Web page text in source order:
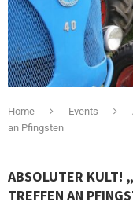
Home Events
an Pfingsten
ABSOLUTER KULT!
TREFFEN AN